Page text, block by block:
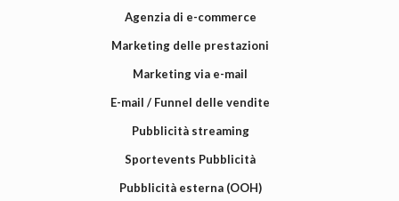
Agenzia di e-commerce
Marketing delle prestazioni
Marketing via e-mail
E-mail / Funnel delle vendite
Pubblicità streaming
Sportevents Pubblicità
Pubblicità esterna (OOH)